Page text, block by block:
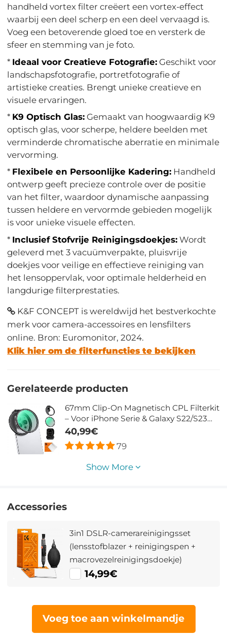
handheld vortex filter creëert een vortex-effect
waarbij een deel scherp en een deel vervaagd is.
Voeg een betoverende gloed toe en versterk de
sfeer en stemming van je foto.
* Ideaal voor Creatieve Fotografie: Geschikt voor
landschapsfotografie, portretfotografie of
artistieke creaties. Brengt unieke creatieve en
visuele ervaringen.
* K9 Optisch Glas: Gemaakt van hoogwaardig K9
optisch glas, voor scherpe, heldere beelden met
verminderde chromatische aberratie en minimale
vervorming.
* Flexibele en Persoonlijke Kadering: Handheld
ontwerp geeft precieze controle over de positie
van het filter, waardoor dynamische aanpassing
tussen heldere en vervormde gebieden mogelijk
is voor unieke visuele effecten.
* Inclusief Stofvrije Reinigingsdoekjes: Wordt
geleverd met 3 vacuümverpakte, pluisvrije
doekjes voor veilige en effectieve reiniging van
het lensoppervlak, voor optimale helderheid en
langdurige filterprestaties.
K&F CONCEPT is wereldwijd het bestverkochte
merk voor camera-accessoires en lensfilters
online. Bron: Euromonitor, 2024.
Klik hier om de filterfuncties te bekijken
Gerelateerde producten
67mm Clip-On Magnetisch CPL Filterkit
– Voor iPhone Serie & Galaxy S22/S23
Ultra
40,99€
79
Show More
Accessories
3in1 DSLR-camerareinigingsset
(lensstofblazer + reinigingspen +
macrovezelreinigingsdoekje)
14,99€
Voeg toe aan winkelmandje